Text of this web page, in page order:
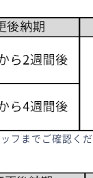
フまでご確認くだ